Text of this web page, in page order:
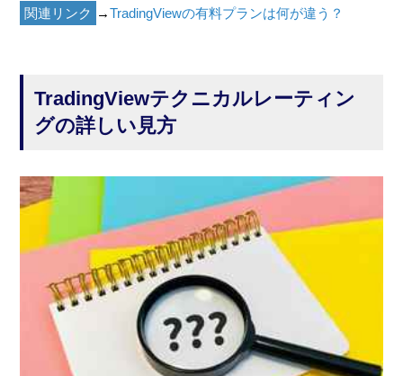
関連リンク →TradingViewの有料プランは何が違う？
TradingViewテクニカルレーティン
グの詳しい見方